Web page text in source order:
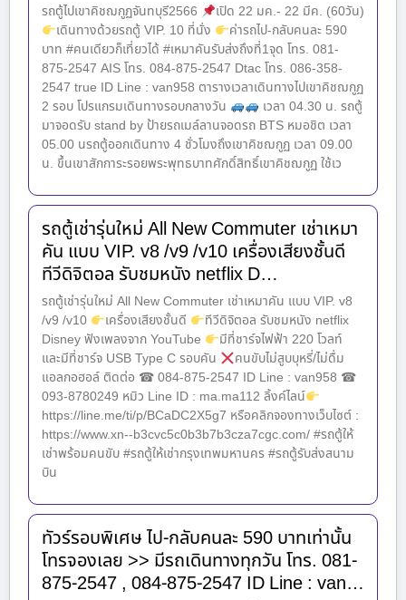
รถตู้ไปเขาคิชฌกูฏจันทบุรี2566
เปิด 22 มค.- 22 มีค. (60วัน)
เดินทางด้วยรถตู้ VIP. 10 ที่นั่ง
ค่ารถไป-กลับคนละ 590
บาท #คนเดียวก็เที่ยวได้ #เหมาคันรับส่งถึงที่1จุด โทร. 081-
875-2547 AIS โทร. 084-875-2547 Dtac โทร. 086-358-
2547 true ID Line : van958 ตารางเวลาเดินทางไปเขาคิชฌกูฏ
2 รอบ โปรแกรมเดินทางรอบกลางวัน
เวลา 04.30 น. รถตู้
มาจอดรับ stand by ป้ายรถเมล์ลานจอดรถ BTS หมอชิต เวลา
05.00 นรถตู้ออกเดินทาง 4 ชั่วโมงถึงเขาคิชฌกูฏ เวลา 09.00
น. ขึ้นเขาสักการะรอยพระพุทธบาทศักดิ์สิทธิ์เขาคิชฌกูฏ ใช้เว
รถตู้เช่ารุ่นใหม่ All New Commuter เช่าเหมา
คัน แบบ VIP. v8 /v9 /v10 เครื่องเสียงชั้นดี
ทีวีดิจิตอล รับชมหนัง netflix D…
รถตู้เช่ารุ่นใหม่ All New Commuter เช่าเหมาคัน แบบ VIP. v8
/v9 /v10
เครื่องเสียงชั้นดี
ทีวีดิจิตอล รับชมหนัง netflix
Disney ฟังเพลงจาก YouTube
มีที่ชาร์จไฟฟ้า 220 โวลท์
และมีที่ชาร์จ USB Type C รอบคัน
คนขับไม่สูบบุหรี่/ไม่ดื่ม
แอลกอฮอล์ ติดต่อ ☎ 084-875-2547 ID Line : van958 ☎
093-8780249 หมิว Line ID : ma.ma112 ลิ้งค์ไลน์
https://line.me/ti/p/BCaDC2X5g7 หรือคลิกจองทางเว็บไซต์ :
https://www.xn--b3cvc5c0b3b7b3cza7cgc.com/ #รถตู้ให้
เช่าพร้อมคนขับ #รถตู้ให้เช่ากรุงเทพมหานคร #รถตู้รับส่งสนาม
บิน
ทัวร์รอบพิเศษ ไป-กลับคนละ 590 บาทเท่านั้น
โทรจองเลย >> มีรถเดินทางทุกวัน โทร. 081-
875-2547 , 084-875-2547 ID Line : van…